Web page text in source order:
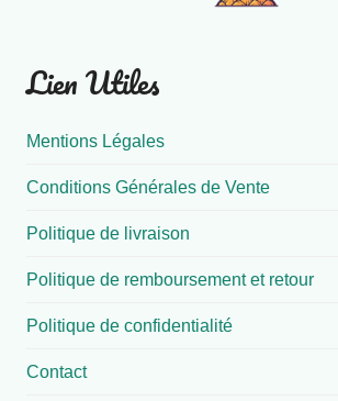
Lien Utiles
Mentions Légales
Conditions Générales de Vente
Politique de livraison
Politique de remboursement et retour
Politique de confidentialité
Contact